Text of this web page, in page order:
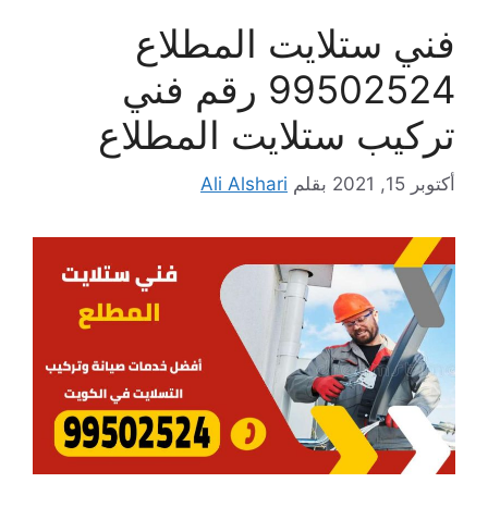
فني ستلايت المطلاع
99502524 رقم فني
تركيب ستلايت المطلاع
أكتوبر 15, 2021 بقلم Ali Alshari